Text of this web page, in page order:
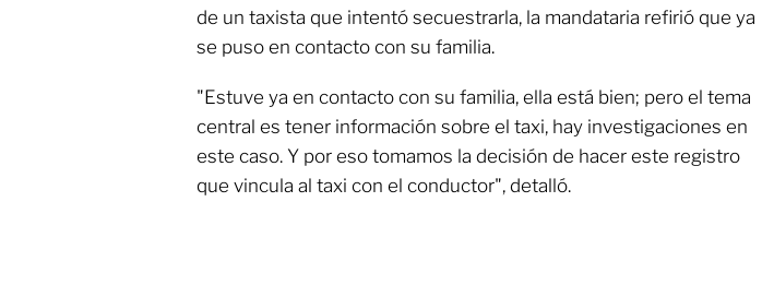
de un taxista que intentó secuestrarla, la mandataria refirió que ya
se puso en contacto con su familia.
"Estuve ya en contacto con su familia, ella está bien; pero el tema
central es tener información sobre el taxi, hay investigaciones en
este caso. Y por eso tomamos la decisión de hacer este registro
que vincula al taxi con el conductor", detalló.